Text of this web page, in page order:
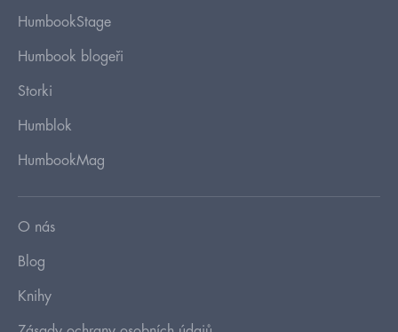
HumbookStage
Humbook blogeři
Storki
Humblok
HumbookMag
O nás
Blog
Knihy